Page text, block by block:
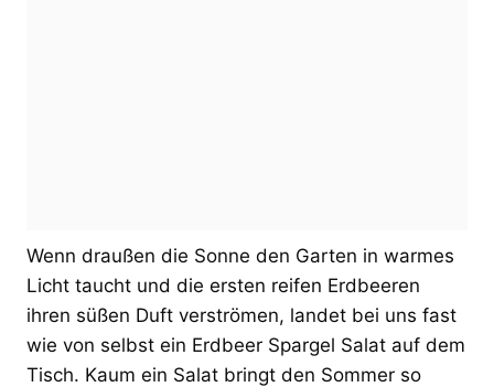
Wenn draußen die Sonne den Garten in warmes
Licht taucht und die ersten reifen Erdbeeren
ihren süßen Duft verströmen, landet bei uns fast
wie von selbst ein Erdbeer Spargel Salat auf dem
Tisch. Kaum ein Salat bringt den Sommer so